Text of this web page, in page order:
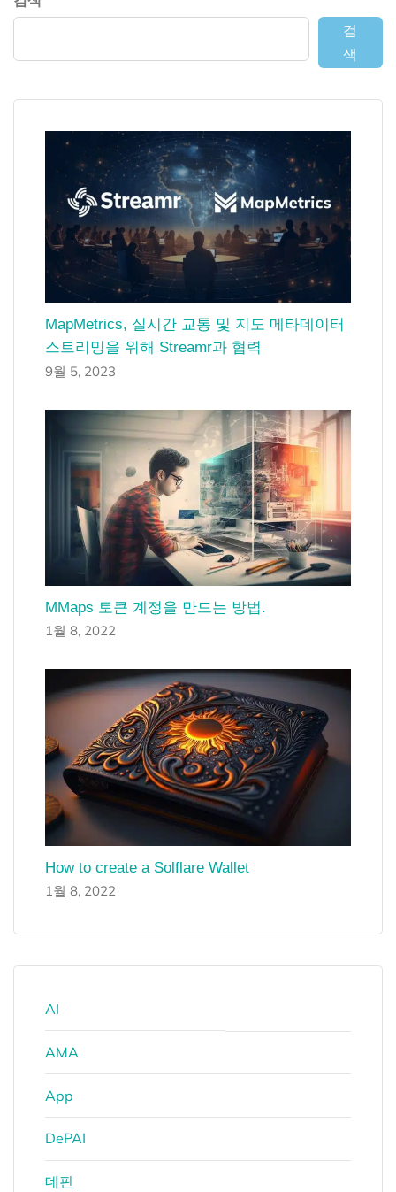
검
색
MapMetrics, 실시간 교통 및 지도 메타데이터
스트리밍을 위해 Streamr과 협력
9월 5, 2023
MMaps 토큰 계정을 만드는 방법.
1월 8, 2022
How to create a Solflare Wallet
1월 8, 2022
AI
AMA
App
DePAI
데핀